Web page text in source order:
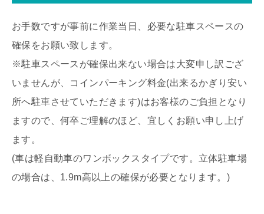
お手数ですが事前に作業当日、必要な駐車スペースの
確保をお願い致します。
※駐車スペースが確保出来ない場合は大変申し訳ござ
いませんが、コインパーキング料金(出来るかぎり安い
所へ駐車させていただきます)はお客様のご負担となり
ますので、何卒ご理解のほど、宜しくお願い申し上げ
ます。
(車は軽自動車のワンボックスタイプです。立体駐車場
の場合は、1.9m高以上の確保が必要となります。)